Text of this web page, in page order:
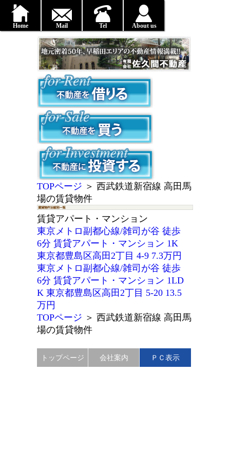
Home Mail Tel About us
TOPページ ＞ 西武鉄道新宿線 高田馬
場の賃貸物件
賃貸アパート・マンション
東京メトロ副都心線/雑司が谷 徒歩
6分 賃貸アパート・マンション 1K
東京都豊島区高田2丁目 4-9 7.3万円
東京メトロ副都心線/雑司が谷 徒歩
6分 賃貸アパート・マンション 1LD
K 東京都豊島区高田2丁目 5-20 13.5
万円
TOPページ ＞ 西武鉄道新宿線 高田馬
場の賃貸物件
トップページ 会社案内 ＰＣ表示